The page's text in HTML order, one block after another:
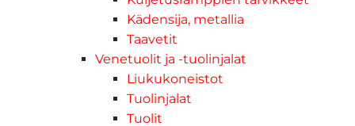
Kädensija, metallia
Taavetit
Venetuolit ja -tuolinjalat
Liukukoneistot
Tuolinjalat
Tuolit